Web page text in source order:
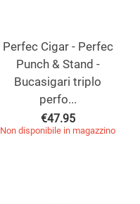
Perfec Cigar - Perfec
Punch & Stand -
Bucasigari triplo
perfo...
€47.95
Non disponibile in magazzino